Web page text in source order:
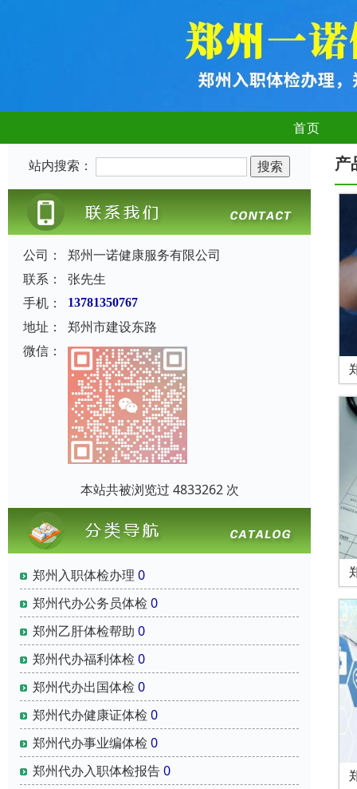
首页
站内搜索：
公司：
郑州一诺健康服务有限公司
联系：
张先生
手机：
13781350767
地址：
郑州市建设东路
微信：
本站共被浏览过 4833262 次
郑州入职体检办理0
郑州代办公务员体检0
郑州乙肝体检帮助 0
郑州代办福利体检0
郑州代办出国体检0
郑州代办健康证体检0
郑州代办事业编体检0
郑州代办入职体检报告0
产